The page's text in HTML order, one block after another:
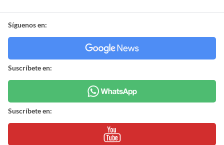
Síguenos en:
Suscríbete en:
Suscríbete en: